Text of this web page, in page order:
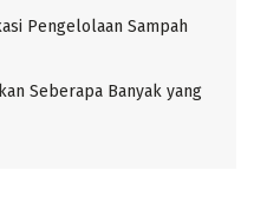
Pengelolaan Sampah
Seberapa Banyak yang